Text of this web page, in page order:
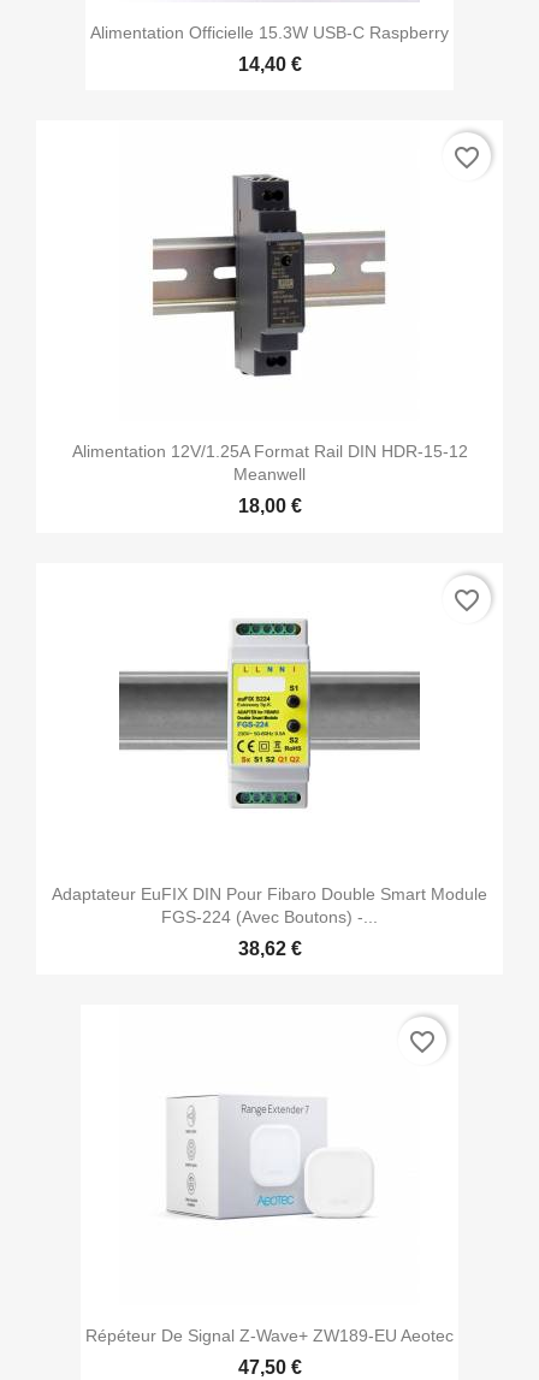
Alimentation Officielle 15.3W USB-C Raspberry
14,40 €
Alimentation 12V/1.25A Format Rail DIN HDR-15-12
Meanwell
18,00 €
favorite_border
Adaptateur EuFIX DIN Pour Fibaro Double Smart Module
FGS-224 (avec Boutons) -...
38,62 €
favorite_border
Répéteur De Signal Z-Wave+ ZW189-EU Aeotec
47,50 €
favorite_border